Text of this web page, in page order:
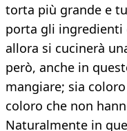
torta più grande e
porta gli ingredienti
allora si cucinerà
però, anche in
mangiare; sia
coloro che non
Naturalmente in